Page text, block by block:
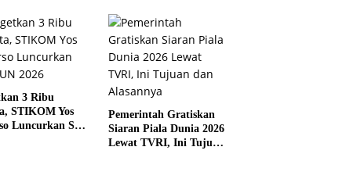
3 Ribu
STIKOM Yos
Luncurkan SYS
Pemerintah Gratiskan
Siaran Piala Dunia 2026
Lewat TVRI, Ini Tujuan